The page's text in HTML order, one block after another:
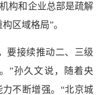
构和企业总部是疏解
区域格局”。
接续推动二、三级
”孙久文说，随着央
不断增强。“北京城